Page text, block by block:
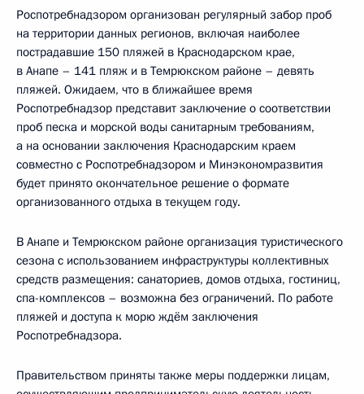
Роспотребнадзором организован регулярный забор проб
на территории данных регионов, включая наиболее
пострадавшие 150 пляжей в Краснодарском крае,
в Анапе – 141 пляж и в Темрюкском районе – девять
пляжей. Ожидаем, что в ближайшее время
Роспотребнадзор представит заключение о соответствии
проб песка и морской воды санитарным требованиям,
а на основании заключения Краснодарским краем
совместно с Роспотребнадзором и Минэкономразвития
будет принято окончательное решение о формате
организованного отдыха в текущем году.
В Анапе и Темрюкском районе организация туристического
сезона с использованием инфраструктуры коллективных
средств размещения: санаториев, домов отдыха, гостиниц,
спа-комплексов – возможна без ограничений. По работе
пляжей и доступа к морю ждём заключения
Роспотребнадзора.
Правительством приняты также меры поддержки лицам,